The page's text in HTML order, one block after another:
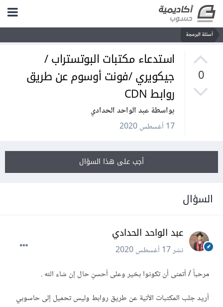
أسئلة البرمجة
0
استدعاء مكتبات البوتستراب /
جيكويري /فونت أوسوم عن طريق
روابط CDN
بواسطة عبد الواحد الحدادي
17 أغسطس 2020
أجب على هذا السؤال
السؤال
عبد الواحد الحدادي
نشر17 أغسطس 2020
مرحباً / أتمنى أن تكونوا بخير وعلى أحسنِ حال إن شاء الله .
أريد جلب المكتبات الآتية عن طريق روابط وليس تحميل إلى حاسوبي